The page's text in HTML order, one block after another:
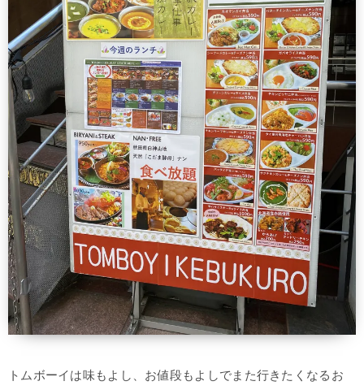
トムボーイは味もよし、お値段もよしでまた行きたくなるお